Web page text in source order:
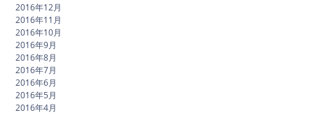
2016年12月
2016年11月
2016年10月
2016年9月
2016年8月
2016年7月
2016年6月
2016年5月
2016年4月